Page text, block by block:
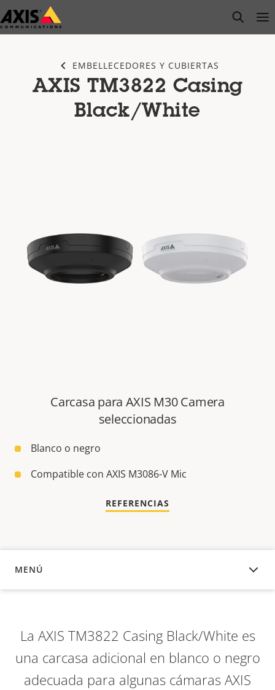
Saltar
al
open
EMBELLECEDORES Y CUBIERTAS
AXIS TM3822 Casing
Black/White
Carcasa para AXIS M30 Camera
seleccionadas
Blanco o negro
Compatible con AXIS M3086-V Mic
REFERENCIAS
MENÚ
DESCRIPCIÓN
La AXIS TM3822 Casing Black/White es
una carcasa adicional en blanco o negro
adecuada para algunas cámaras AXIS